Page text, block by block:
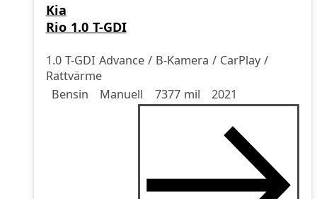
Kia
Rio 1.0 T-GDI
1.0 T-GDI Advance / B-Kamera / CarPlay /
Rattvärme
Drivmedel
Bensin
DrivmedelManuell
Miltal 7377 mil
årsmodell 2021